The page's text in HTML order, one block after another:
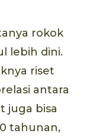
rokok
lebih dini.
riset
antara
juga bisa
tahunan,